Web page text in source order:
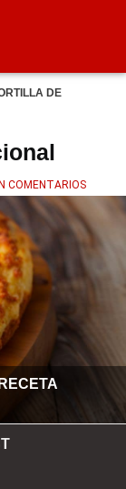
DE
COMENTARIOS